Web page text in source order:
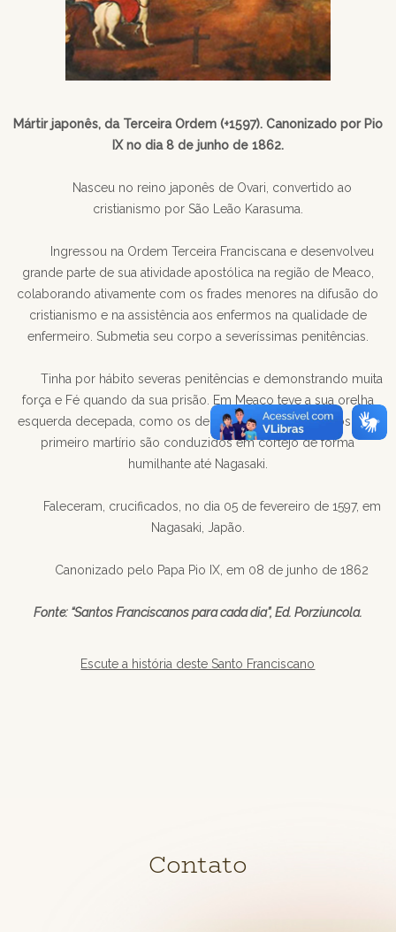
Mártir japonês, da Terceira Ordem (+1597). Canonizado por Pio
IX no dia 8 de junho de 1862.
Nasceu no reino japonês de Ovari, convertido ao
cristianismo por São Leão Karasuma.
Ingressou na Ordem Terceira Franciscana e desenvolveu
grande parte de sua atividade apostólica na região de Meaco,
colaborando ativamente com os frades menores na difusão do
cristianismo e na assistência aos enfermos na qualidade de
enfermeiro. Submetia seu corpo a severíssimas penitências.
Tinha por hábito severas penitências e demonstrando muita
força e Fé quando da sua prisão. Em Meaco teve a sua orelha
esquerda decepada, como os demais irmãos de Fé. Após este
primeiro martírio são conduzidos em cortejo de forma
humilhante até Nagasaki.
Faleceram, crucificados, no dia 05 de fevereiro de 1597, em
Nagasaki, Japão.
Canonizado pelo Papa Pio IX, em 08 de junho de 1862
Fonte: “Santos Franciscanos para cada dia”, Ed. Porziuncola.
Escute a história deste Santo Franciscano
Contato